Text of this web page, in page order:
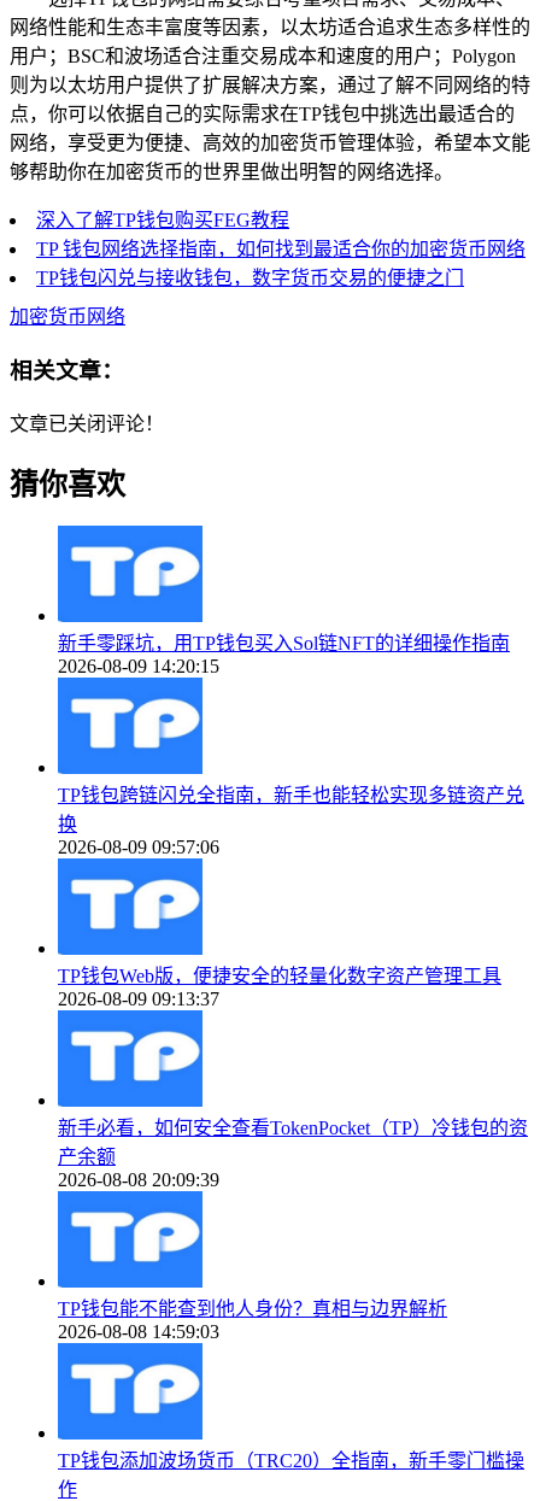
网络性能和生态丰富度等因素，以太坊适合追求生态多样性的
用户；BSC和波场适合注重交易成本和速度的用户；Polygon
则为以太坊用户提供了扩展解决方案，通过了解不同网络的特
点，你可以依据自己的实际需求在TP钱包中挑选出最适合的
网络，享受更为便捷、高效的加密货币管理体验，希望本文能
够帮助你在加密货币的世界里做出明智的网络选择。
深入了解TP钱包购买FEG教程
TP 钱包网络选择指南，如何找到最适合你的加密货币网络
TP钱包闪兑与接收钱包，数字货币交易的便捷之门
加密货币网络
相关文章：
文章已关闭评论！
猜你喜欢
新手零踩坑，用TP钱包买入Sol链NFT的详细操作指南
2026-08-09 14:20:15
TP钱包跨链闪兑全指南，新手也能轻松实现多链资产兑
换
2026-08-09 09:57:06
TP钱包Web版，便捷安全的轻量化数字资产管理工具
2026-08-09 09:13:37
新手必看，如何安全查看TokenPocket（TP）冷钱包的资
产余额
2026-08-08 20:09:39
TP钱包能不能查到他人身份？真相与边界解析
2026-08-08 14:59:03
TP钱包添加波场货币（TRC20）全指南，新手零门槛操
作